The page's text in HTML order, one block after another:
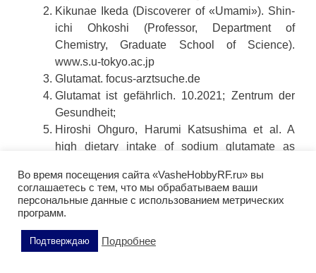
Kikunae Ikeda (Discoverer of «Umami»). Shin-
ichi Ohkoshi (Professor, Department of
Chemistry, Graduate School of Science).
www.s.u-tokyo.ac.jp
Glutamat. focus-arztsuche.de
Glutamat ist gefährlich. 10.2021; Zentrum der
Gesundheit;
Hiroshi Ohguro, Harumi Katsushima et al. A
high dietary intake of sodium glutamate as
retinal morphology and function. Exp Eye Res.
2002 Sep;75(3):307-15.
https://pubmed.ncbi.nlm.nih.gov/12384093/
Glutamat – was ist das eigentlich?
eatsmarter.de
Во время посещения сайта «VasheHobbyRF.ru» вы
соглашаетесь с тем, что мы обрабатываем ваши
персональные данные с использованием метрических
программ.
Подтверждаю Подробнее